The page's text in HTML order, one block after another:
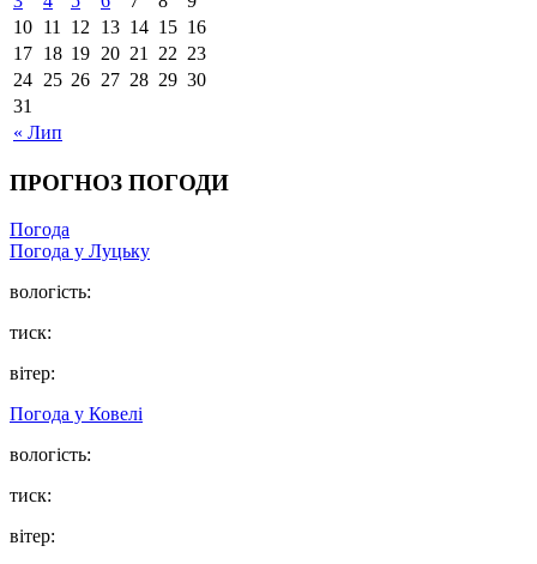
« Лип
10 11 12 13 14 15 16
17 18 19 20 21 22 23
24 25 26 27 28 29 30
31
ПРОГНОЗ ПОГОДИ
Погода
Погода у Луцьку
вологість:
тиск:
вітер:
Погода у Ковелі
вологість:
тиск:
вітер: